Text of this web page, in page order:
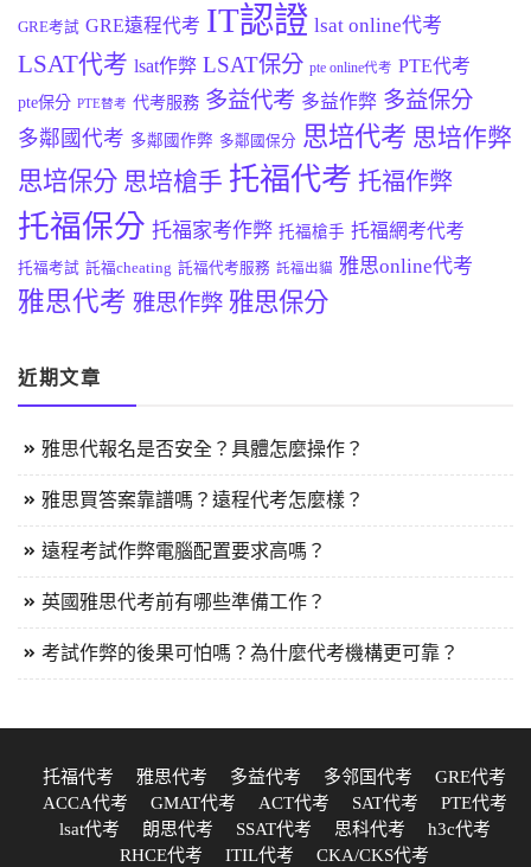
GRE考試 GRE遠程代考 IT認證 lsat online代考
LSAT代考 lsat作弊 LSAT保分 pte online代考 PTE代考
pte保分 PTE替考 代考服務 多益代考 多益作弊 多益保分
多鄰國代考 多鄰國作弊 多鄰國保分 思培代考 思培作弊
思培保分 思培槍手 托福代考 托福作弊
托福保分 托福家考作弊 托福槍手 托福網考代考
托福考試 託福cheating 託福代考服務 託福出貓 雅思online代考
雅思代考 雅思作弊 雅思保分
近期文章
雅思代報名是否安全？具體怎麼操作？
雅思買答案靠譜嗎？遠程代考怎麼樣？
遠程考試作弊電腦配置要求高嗎？
英國雅思代考前有哪些準備工作？
考試作弊的後果可怕嗎？為什麼代考機構更可靠？
托福代考 雅思代考 多益代考 多邻国代考
GRE代考
ACCA代考
GMAT代考 ACT代考 SAT代考
PTE代考
lsat代考
朗思代考 SSAT代考 思科代考
h3c代考
RHCE代考
ITIL代考
CKA/CKS代考